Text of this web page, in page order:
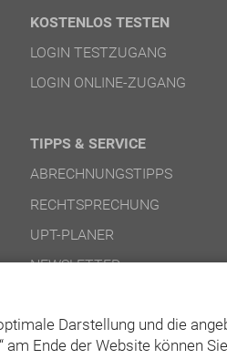
Darstellung und die
am Ende der Website können
KOSTENLOS TESTEN
LOGIN TESTZUGANG
LOGIN ONLINE-ZUGANG
TIPPS & SERVICE
ABRECHNUNGSTIPPS
RECHTSPRECHUNG
UPT-PLANER
NEWSLETTER